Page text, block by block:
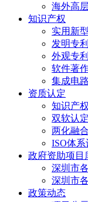
海外高
知识产权
实用新
发明专利
外观专利
软件著
集成电
资质认定
知识产
双软认定
两化融
ISO体系
政府资助项目
深圳市
深圳市
政策动态